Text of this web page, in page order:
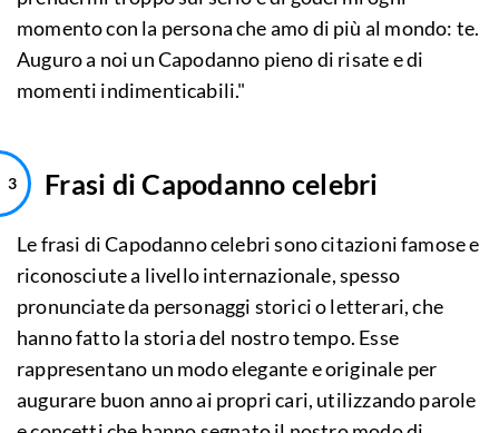
momento con la persona che amo di più al mondo: te.
Auguro a noi un Capodanno pieno di risate e di
momenti indimenticabili."
Frasi di Capodanno celebri
Le frasi di Capodanno celebri sono citazioni famose e
riconosciute a livello internazionale, spesso
pronunciate da personaggi storici o letterari, che
hanno fatto la storia del nostro tempo. Esse
rappresentano un modo elegante e originale per
augurare buon anno ai propri cari, utilizzando parole